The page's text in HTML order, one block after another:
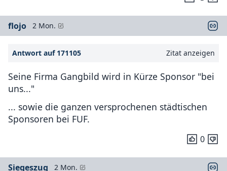
flojo 2 Mon.
Antwort auf 171105 Zitat anzeigen
Seine Firma Gangbild wird in Kürze Sponsor "bei
uns..."
... sowie die ganzen versprochenen städtischen
Sponsoren bei FUF.
0
Siegeszug 2 Mon.